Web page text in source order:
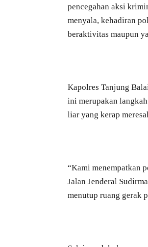
pencegahan aksi
menyala, kehadiran
beraktivitas maupun
Kapolres Tanjung
ini merupakan
liar yang kerap
“Kami menempatkan
Jalan Jenderal
menutup ruang gerak